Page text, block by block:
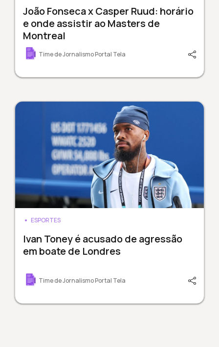
João Fonseca x Casper Ruud: horário
e onde assistir ao Masters de
Montreal
Time de Jornalismo Portal Tela
ESPORTES
Ivan Toney é acusado de agressão
em boate de Londres
Time de Jornalismo Portal Tela